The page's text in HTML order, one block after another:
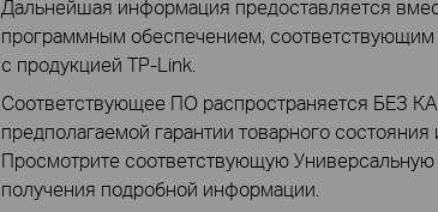
Дальнейшая информация предоставляется
программным обеспечением,
с продукцией TP-Link.
Соответствующее ПО распространяется БЕЗ
предполагаемой гарантии товарного
Просмотрите соответствующую
получения подробной информации.